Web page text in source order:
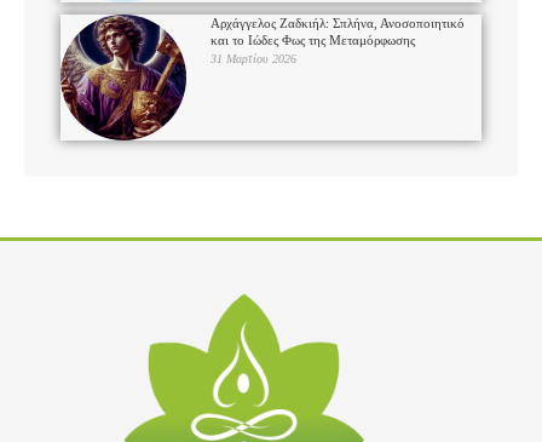
Αρχάγγελος Ζαδκιήλ: Σπλήνα, Ανοσοποιητικό
και το Ιώδες Φως της Μεταμόρφωσης
31 Μαρτίου 2026